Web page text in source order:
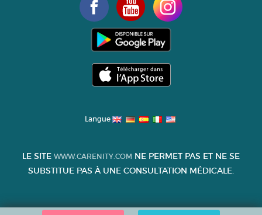
Langue
LE SITE WWW.CARENITY.COM NE PERMET PAS ET NE SE
SUBSTITUE PAS À UNE CONSULTATION MÉDICALE.